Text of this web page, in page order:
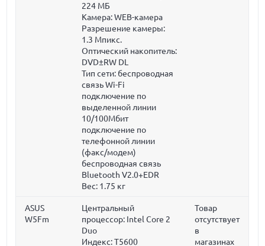
224 МБ
Камера: WEB-камера
Разрешение камеры:
1.3 Мпикс.
Оптический накопитель:
DVD±RW DL
Тип сети: беспроводная
связь Wi-Fi
подключение по
выделенной линии
10/100Мбит
подключение по
телефонной линии
(факс/модем)
беспроводная связь
Bluetooth V2.0+EDR
Вес: 1.75 кг
ASUS
W5Fm
Центральный
процессор: Intel Core 2
Duo
Индекс: T5600
Товар
отсутствует
в
магазинах